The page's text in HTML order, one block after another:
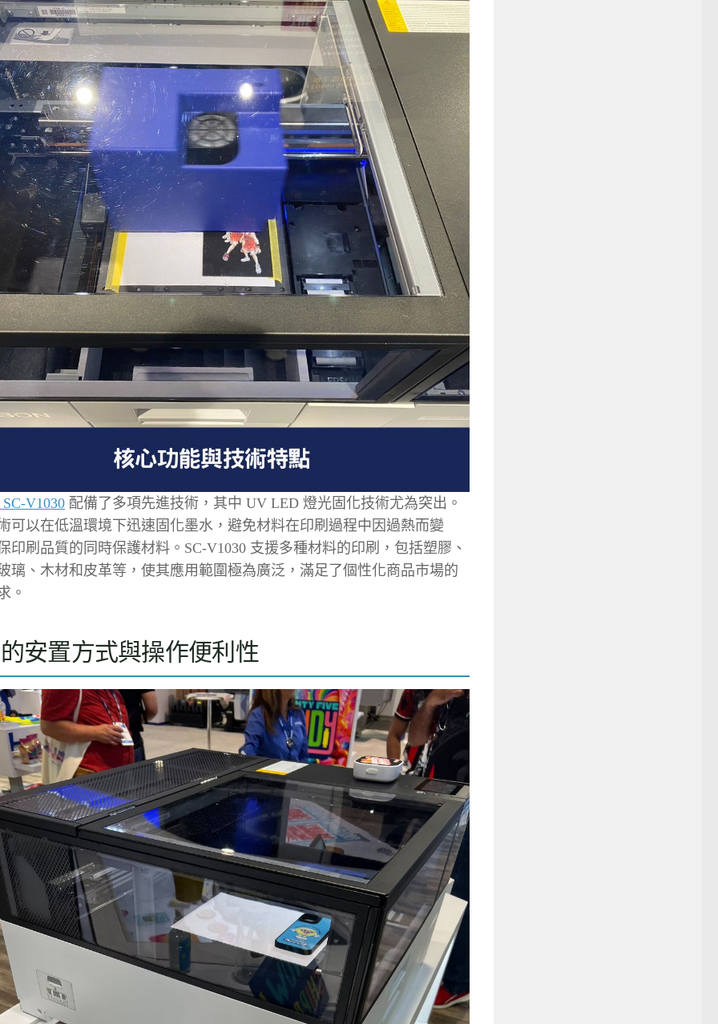
SC-V1030 配備了多項先進技術，其中 UV LED 燈光固化技術尤為突出。
可以在低溫環境下迅速固化墨水，避免材料在印刷過程中因過熱而變
印刷品質的同時保護材料。SC-V1030 支援多種材料的印刷，包括塑膠、
璃、木材和皮革等，使其應用範圍極為廣泛，滿足了個性化商品市場的
。
安置方式與操作便利性